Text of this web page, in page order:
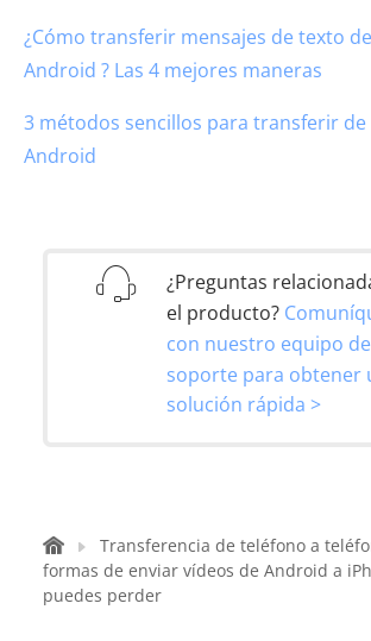
¿Cómo transferir mensajes de texto
Android ? Las 4 mejores maneras
3 métodos sencillos para transferir de
Android
¿Preguntas
el producto?
con nuestro equipo de
soporte para obtener
solución rápida >
Transferencia de teléfono a
formas de enviar vídeos de Android a
puedes perder